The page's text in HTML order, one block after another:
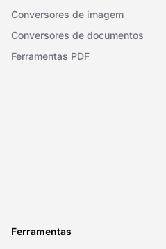
Conversores de imagem
Conversores de documentos
Ferramentas PDF
Ferramentas